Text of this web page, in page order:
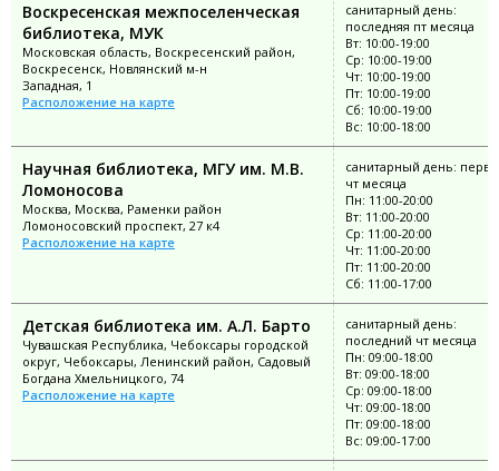
Воскресенская межпоселенческая
библиотека, МУК
Московская область, Воскресенский район,
Воскресенск, Новлянский м-н
Западная, 1
Расположение на карте
санитарный день:
последняя пт месяца
Вт: 10:00-19:00
Ср: 10:00-19:00
Чт: 10:00-19:00
Пт: 10:00-19:00
Сб: 10:00-19:00
Вс: 10:00-18:00
Научная библиотека, МГУ им. М.В.
Ломоносова
Москва, Москва, Раменки район
Ломоносовский проспект, 27 к4
Расположение на карте
санитарный день:
чт месяца
Пн: 11:00-20:00
Вт: 11:00-20:00
Ср: 11:00-20:00
Чт: 11:00-20:00
Пт: 11:00-20:00
Сб: 11:00-17:00
Детская библиотека им. А.Л. Барто
Чувашская Республика, Чебоксары городской
округ, Чебоксары, Ленинский район, Садовый
Богдана Хмельницкого, 74
Расположение на карте
санитарный день:
последний чт месяца
Пн: 09:00-18:00
Вт: 09:00-18:00
Ср: 09:00-18:00
Чт: 09:00-18:00
Пт: 09:00-18:00
Вс: 09:00-17:00